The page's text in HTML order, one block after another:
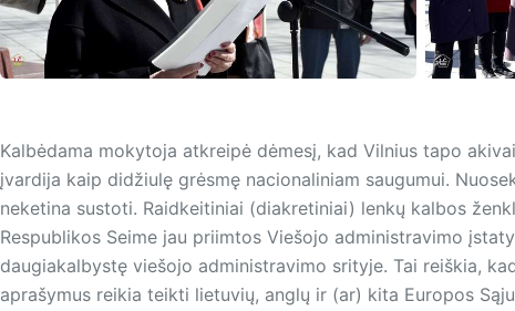
Kalbėdama mokytoja atkreipė dėmesį, kad Vilnius tapo
įvardija kaip didžiulę grėsmę nacionaliniam saugumui.
neketina sustoti. Raidkeitiniai (diakretiniai) lenkų kalbos
Respublikos Seime jau priimtos Viešojo administravimo
daugiakalbystę viešojo administravimo srityje. Tai reiškia,
aprašymus reikia teikti lietuvių, anglų ir (ar) kita Europos